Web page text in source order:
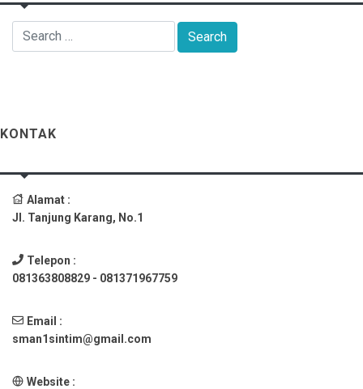
KONTAK
Alamat :
Jl. Tanjung Karang, No.1
Telepon :
081363808829 - 081371967759
Email :
sman1sintim@gmail.com
Website :